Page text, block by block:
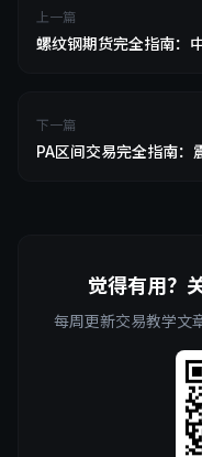
上一篇
螺纹钢期货完全指南：
下一篇
PA区间交易完全指南：
觉得有用？
每周更新交易教学文